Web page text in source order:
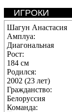
ИГРОКИ
Шагун Анастасия
Амплуа:
Диагональная
Рост:
184 см
Родился:
2002 (23 лет)
Гражданство:
Белоруссия
Команда: